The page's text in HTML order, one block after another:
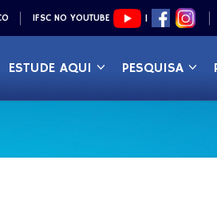
IFSC NO YOUTUBE |
ESTUDE AQUI PESQUISA